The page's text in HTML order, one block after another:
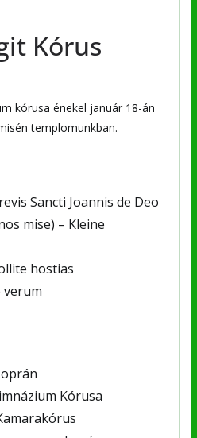
Kórus
kórusa énekel január 18-án
templomunkban.
Sancti Joannis de Deo
mise) – Kleine
hostias
verum
Kórusa